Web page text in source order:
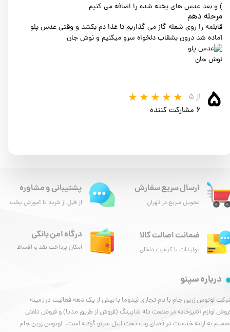
) و بعد عدس های پخته شده را اضافه می کنیم
مرحله دهم
قابلمه را روی شعله گاز می گذاریم تا غذا دم بکشد و وقتی عدس پلو
آماده شد درون بشقاب دلخواه سرو میکنیم و نوش جان
نوش جان
۵
از ۵
۶ مشارکت کننده
ارسال سریع سفارش
تحویل سریع در تهران
درگاه امن بانکی
امکان پرداخت نقد و اقساط
پشتیبانی و مشاوره
از قبل از خرید تا آموزش پخت
ضمانت اصالت کالا
تولیدات با کیفیت داخلی
درباره سپنو
لوتوس زرین جام با نام تجاری لیدوما با بیش از یک دهه فعالیت در زمینه
لوازم آشپزخانه در صنعت تله شاپینگ (فروش از طریق مدیا) و فروش تلفنی
به ارائه خدمات در فضای وب تحت لیبل سپنو گرفته است. لوتوس زرین جام